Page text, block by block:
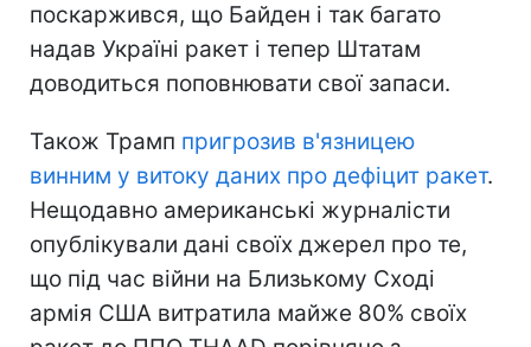
поскаржився, що Байден і так багато
надав Україні ракет і тепер Штатам
доводиться поповнювати свої запаси.
Також Трамп пригрозив в'язницею
винним у витоку даних про дефіцит ракет.
Нещодавно американські журналісти
опублікували дані своїх джерел про те,
що під час війни на Близькому Сході
армія США витратила майже 80% своїх